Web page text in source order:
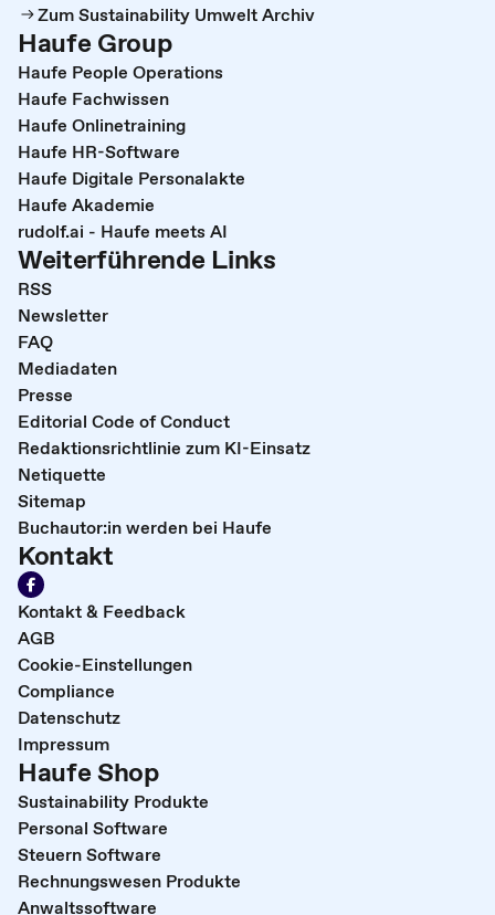
Zum Sustainability Umwelt Archiv
Haufe Group
Haufe People Operations
Haufe Fachwissen
Haufe Onlinetraining
Haufe HR-Software
Haufe Digitale Personalakte
Haufe Akademie
rudolf.ai - Haufe meets AI
Weiterführende Links
RSS
Newsletter
FAQ
Mediadaten
Presse
Editorial Code of Conduct
Redaktionsrichtlinie zum KI-Einsatz
Netiquette
Sitemap
Buchautor:in werden bei Haufe
Kontakt
Kontakt & Feedback
AGB
Cookie-Einstellungen
Compliance
Datenschutz
Impressum
Haufe Shop
Sustainability Produkte
Personal Software
Steuern Software
Rechnungswesen Produkte
Anwaltssoftware